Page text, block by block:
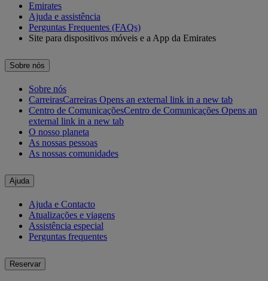
Emirates
Ajuda e assistência
Perguntas Frequentes (FAQs)
Site para dispositivos móveis e a App da Emirates
Sobre nós
Sobre nós
CarreirasCarreiras Opens an external link in a new tab
Centro de ComunicaçõesCentro de Comunicações Opens an
external link in a new tab
O nosso planeta
As nossas pessoas
As nossas comunidades
Ajuda
Ajuda e Contacto
Atualizações e viagens
Assistência especial
Perguntas frequentes
Reservar